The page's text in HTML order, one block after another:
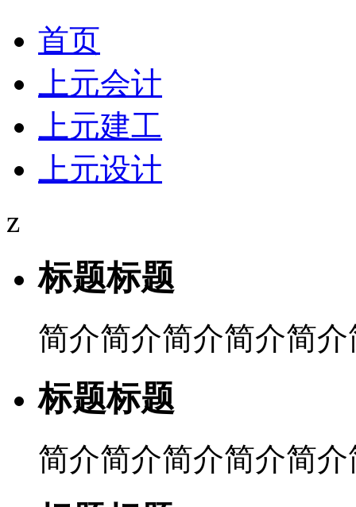
首页
上元会计
上元建工
上元设计
z
标题标题
简介简介简介简介简介
标题标题
简介简介简介简介简介